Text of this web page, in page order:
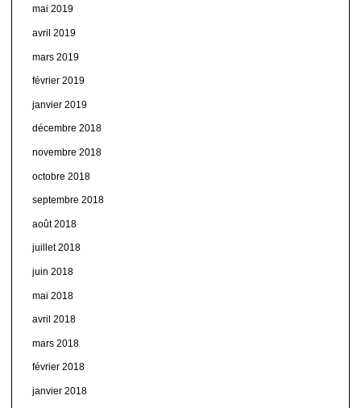
mai 2019
avril 2019
mars 2019
février 2019
janvier 2019
décembre 2018
novembre 2018
octobre 2018
septembre 2018
août 2018
juillet 2018
juin 2018
mai 2018
avril 2018
mars 2018
février 2018
janvier 2018